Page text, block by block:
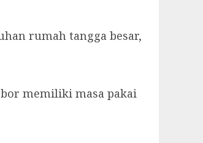
rumah tangga besar,
memiliki masa pakai